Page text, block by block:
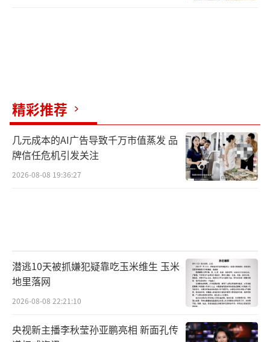
精彩推荐
几元成本的AI广告导致千万市值蒸发 品
牌信任危机引发关注
2026-08-08 19:36:27
潜逃10天被抓嫌犯疑靠吃玉米维生 玉米
地里落网
2026-08-08 22:21:10
央视新主播李秋莹孙亚鹏亮相 新面孔传